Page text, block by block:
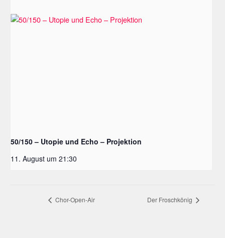
50/150 – Utopie und Echo – Projektion
11. August um 21:30
Veranstaltung-
Chor-Open-Air Der Froschkönig